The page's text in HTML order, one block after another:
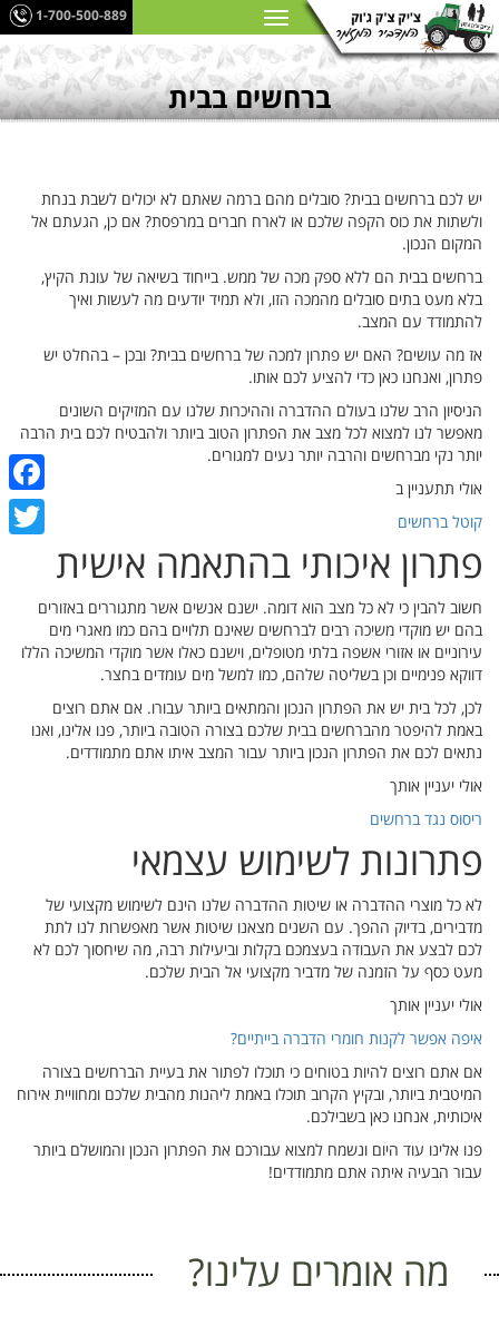
1-700-500-889
ברחשים בבית
יש לכם ברחשים בבית? סובלים מהם ברמה שאתם לא יכולים לשבת בנחת
ולשתות את כוס הקפה שלכם או לארח חברים במרפסת? אם כן, הגעתם אל
המקום הנכון.
ברחשים בבית הם ללא ספק מכה של ממש. בייחוד בשיאה של עונת הקיץ,
בלא מעט בתים סובלים מהמכה הזו, ולא תמיד יודעים מה לעשות ואיך
להתמודד עם המצב.
אז מה עושים? האם יש פתרון למכה של ברחשים בבית? ובכן – בהחלט יש
פתרון, ואנחנו כאן כדי להציע לכם אותו.
הניסיון הרב שלנו בעולם ההדברה וההיכרות שלנו עם המזיקים השונים
מאפשר לנו למצוא לכל מצב את הפתרון הטוב ביותר ולהבטיח לכם בית הרבה
יותר נקי מברחשים והרבה יותר נעים למגורים.
אולי תתעניין ב
קוטל ברחשים
פתרון איכותי בהתאמה אישית
חשוב להבין כי לא כל מצב הוא דומה. ישנם אנשים אשר מתגוררים באזורים
בהם יש מוקדי משיכה רבים לברחשים שאינם תלויים בהם כמו מאגרי מים
עירוניים או אזורי אשפה בלתי מטופלים, וישנם כאלו אשר מוקדי המשיכה הללו
דווקא פנימיים וכן בשליטה שלהם, כמו למשל מים עומדים בחצר.
לכן, לכל בית יש את הפתרון הנכון והמתאים ביותר עבורו. אם אתם רוצים
באמת להיפטר מהברחשים בבית שלכם בצורה הטובה ביותר, פנו אלינו, ואנו
נתאים לכם את הפתרון הנכון ביותר עבור המצב איתו אתם מתמודדים.
אולי יעניין אותך
ריסוס נגד ברחשים
פתרונות לשימוש עצמאי
לא כל מוצרי ההדברה או שיטות ההדברה שלנו הינם לשימוש מקצועי של
מדבירים, בדיוק ההפך. עם השנים מצאנו שיטות אשר מאפשרות לנו לתת
לכם לבצע את העבודה בעצמכם בקלות וביעילות רבה, מה שיחסוך לכם לא
מעט כסף על הזמנה של מדביר מקצועי אל הבית שלכם.
אולי יעניין אותך
איפה אפשר לקנות חומרי הדברה בייתיים?
אם אתם רוצים להיות בטוחים כי תוכלו לפתור את בעיית הברחשים בצורה
המיטבית ביותר, ובקיץ הקרוב תוכלו באמת ליהנות מהבית שלכם ומחוויית אירוח
איכותית, אנחנו כאן בשבילכם.
פנו אלינו עוד היום ונשמח למצוא עבורכם את הפתרון הנכון והמושלם ביותר
עבור הבעיה איתה אתם מתמודדים!
מה אומרים עלינו?